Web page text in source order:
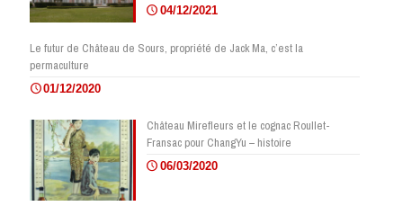
04/12/2021
Le futur de Château de Sours, propriété de Jack Ma, c’est la
permaculture
01/12/2020
Château Mirefleurs et le cognac Roullet-
Fransac pour ChangYu – histoire
06/03/2020